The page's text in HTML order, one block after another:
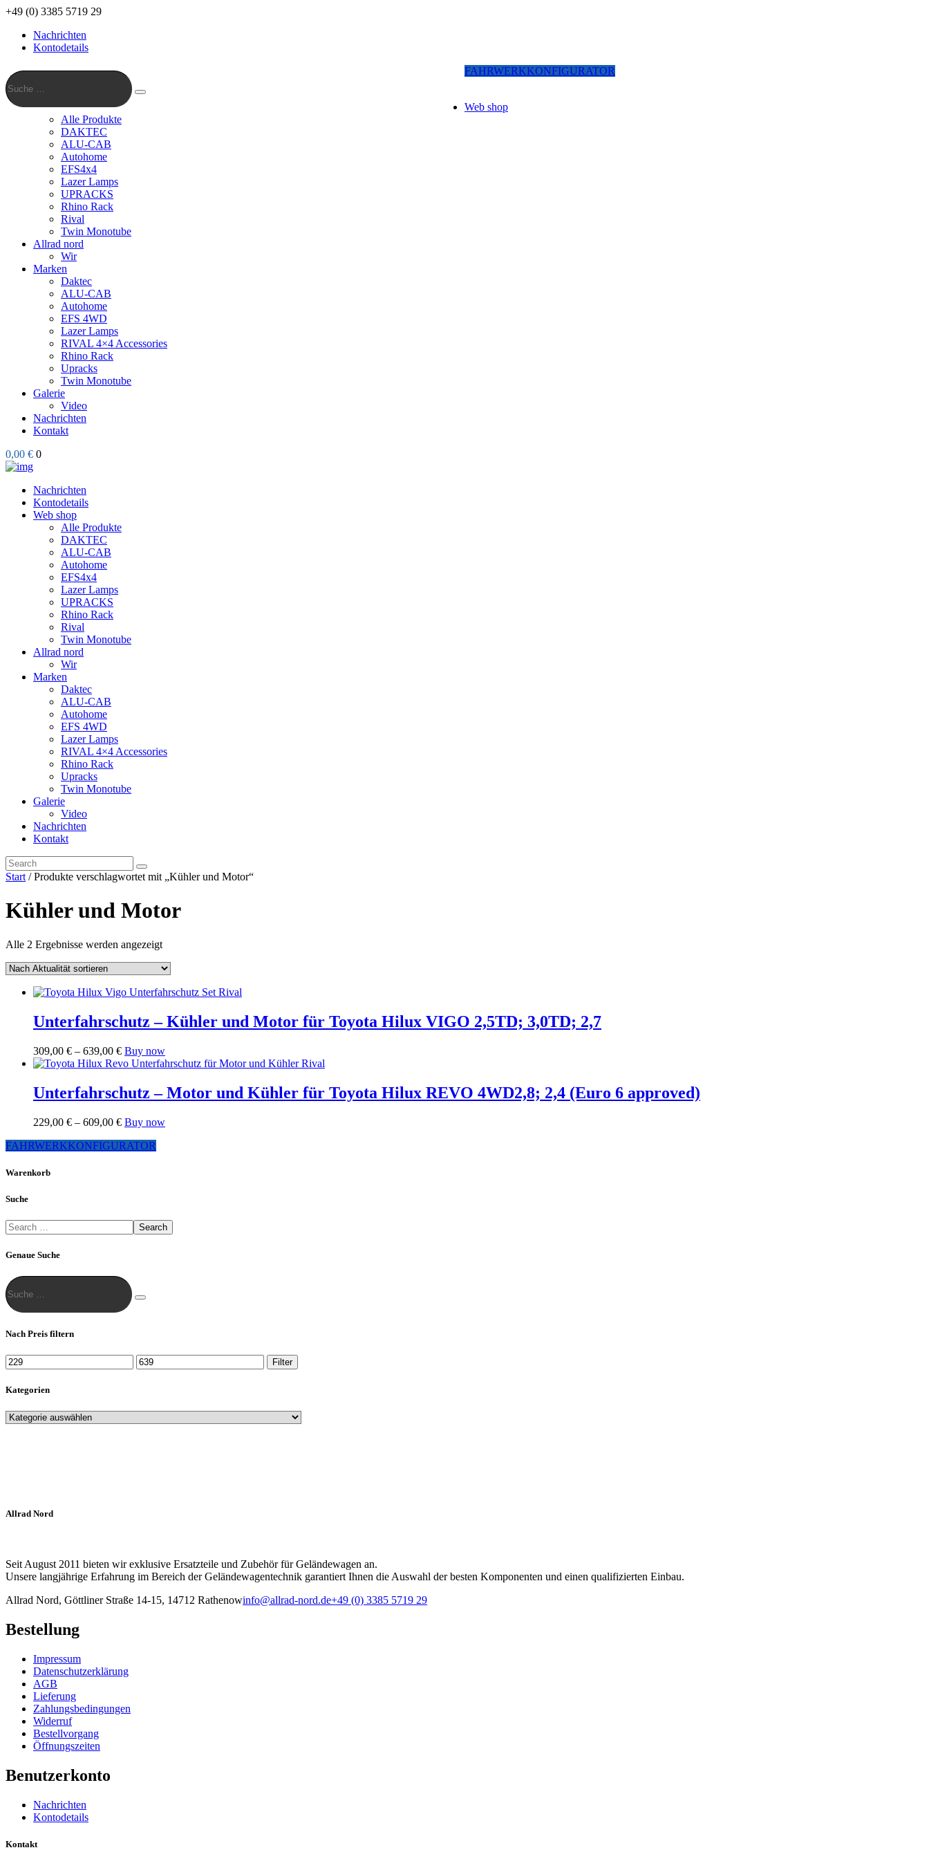
+49 (0) 3385 5719 29
Nachrichten
Kontodetails
Suche
…
Suche
FAHRWERKKONFIGURATOR
Web shop
Alle Produkte
DAKTEC
ALU-CAB
Autohome
EFS4x4
Lazer Lamps
UPRACKS
Rhino Rack
Rival
Twin Monotube
Allrad nord
Wir
Marken
Daktec
ALU-CAB
Autohome
EFS 4WD
Lazer Lamps
RIVAL 4×4 Accessories
Rhino Rack
Upracks
Twin Monotube
Galerie
Video
Nachrichten
Kontakt
0,00 € 0
Nachrichten
Kontodetails
Web shop
Alle Produkte
DAKTEC
ALU-CAB
Autohome
EFS4x4
Lazer Lamps
UPRACKS
Rhino Rack
Rival
Twin Monotube
Allrad nord
Wir
Marken
Daktec
ALU-CAB
Autohome
EFS 4WD
Lazer Lamps
RIVAL 4×4 Accessories
Rhino Rack
Upracks
Twin Monotube
Galerie
Video
Nachrichten
Kontakt
Start / Produkte verschlagwortet mit „Kühler und Motor“
Kühler und Motor
Alle 2 Ergebnisse werden angezeigtNach
sortiert
Unterfahrschutz – Kühler und Motor für Toyota Hilux VIGO 2,5TD; 3,0TD; 2,7
309,00 € – 639,00 €Preisspanne:
309,00 €
639,00 €
Buy nowDieses
Produkt
mehrere
Varianten
Die
Unterfahrschutz – Motor und Kühler für Toyota Hilux REVO 4WD2,8; 2,4 (Euro 6 approved)
229,00 € – 609,00 €Preisspanne:
bis
Buy nowDieses
können
auf
FAHRWERKKONFIGURATOR
Warenkorb
Suche
Search
Genaue Suche
Suche
…
Suche
Nach Preis filtern
Min.
Preis
Max.
Preis
Filter
Kategorien
Allrad Nord
Seit August 2011 bieten wir exklusive Ersatzteile und Zubehör für Geländewagen an.
Unsere langjährige Erfahrung im Bereich der Geländewagentechnik garantiert Ihnen die Auswahl der besten Komponenten und einen qualifizierten Einbau.
Allrad Nord, Göttliner Straße 14-15, 14712 Rathenowinfo@allrad-nord.de+49 (0) 3385 5719 29
Bestellung
Impressum
Datenschutzerklärung
AGB
Lieferung
Zahlungsbedingungen
Widerruf
Bestellvorgang
Öffnungszeiten
Benutzerkonto
Nachrichten
Kontodetails
Kontakt